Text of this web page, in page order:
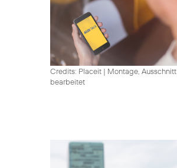
Credits: Placeit | Montage, Ausschnitt
bearbeitet